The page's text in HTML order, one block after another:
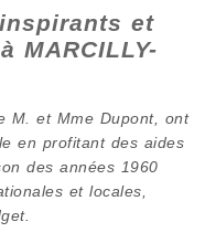
et
MARCILLY-
M. et Mme Dupont, ont
en profitant des aides
des années 1960
et locales,